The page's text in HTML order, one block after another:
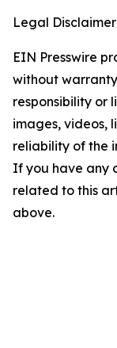
Legal
EIN Presswire
without
responsibility or
images, videos,
reliability of the
If you have any
related to this
above.